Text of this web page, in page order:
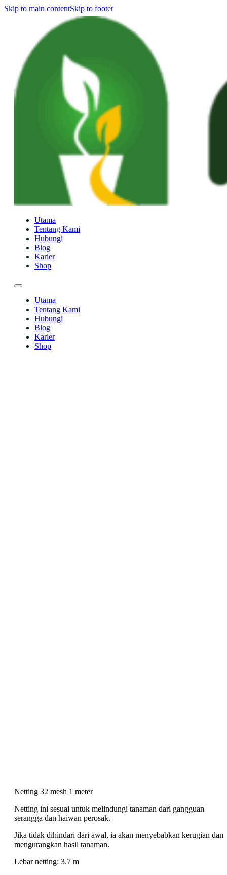
Skip to main contentSkip to footer
Utama
Tentang Kami
Hubungi
Blog
Karier
Shop
Utama
Tentang Kami
Hubungi
Blog
Karier
Shop
Netting 32 mesh 1 meter
Netting ini sesuai untuk melindungi tanaman dari gangguan
serangga dan haiwan perosak.
Jika tidak dihindari dari awal, ia akan menyebabkan kerugian dan
mengurangkan hasil tanaman.
Lebar netting: 3.7 m